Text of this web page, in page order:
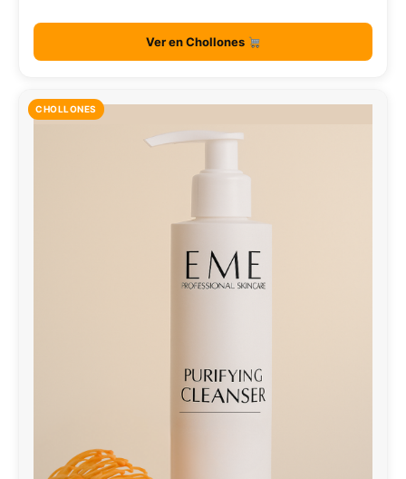
Ver en Chollones
CHOLLONES